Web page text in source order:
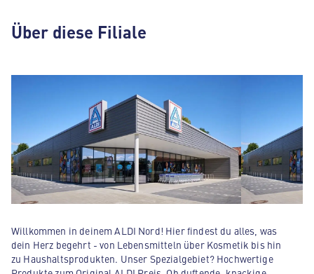
Über diese Filiale
Willkommen in deinem ALDI Nord! Hier findest du alles, was
dein Herz begehrt - von Lebensmitteln über Kosmetik bis hin
zu Haushaltsprodukten. Unser Spezialgebiet? Hochwertige